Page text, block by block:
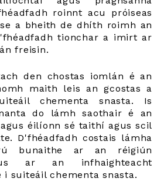
roinnt acu próiseas
a bheith de dhíth roimh an
tionchar a imirt ar
freisin.
den chostas iomlán é an
maith leis an gcostas a
chementa snasta. Is
do lámh saothair é an
éilíonn sé taithí agus scil
D'fhéadfadh costais lámha
bunaithe ar an réigiún
ar an infhaighteacht
suiteáil chementa snasta.